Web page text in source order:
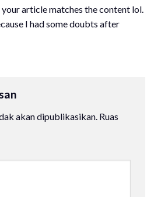
article matches the content lol.
I had some doubts after
akan dipublikasikan. Ruas